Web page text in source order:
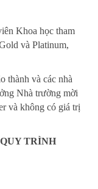
Khoa học tham
và Platinum,
thành và các nhà
Nhà trường mời
và không có giá trị
TRÌNH